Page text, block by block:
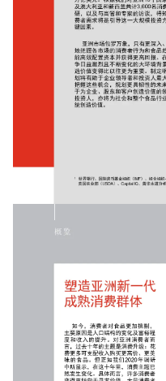
认证服务商